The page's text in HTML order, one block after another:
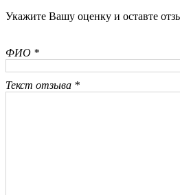
Укажите Вашу оценку и оставте
ФИО *
Текст отзыва *